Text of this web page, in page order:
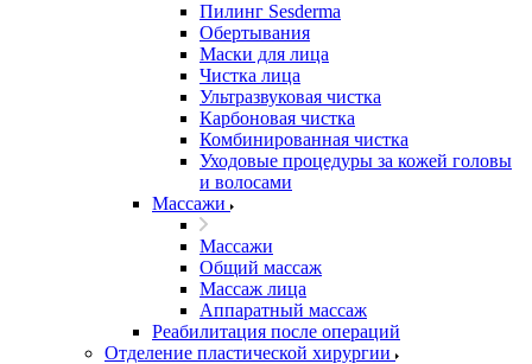
Пилинг Sesderma
Обертывания
Маски для лица
Чистка лица
Ультразвуковая чистка
Карбоновая чистка
Комбинированная чистка
Уходовые процедуры за кожей головы
и волосами
Массажи
Массажи
Общий массаж
Массаж лица
Аппаратный массаж
Реабилитация после операций
Отделение пластической хирургии